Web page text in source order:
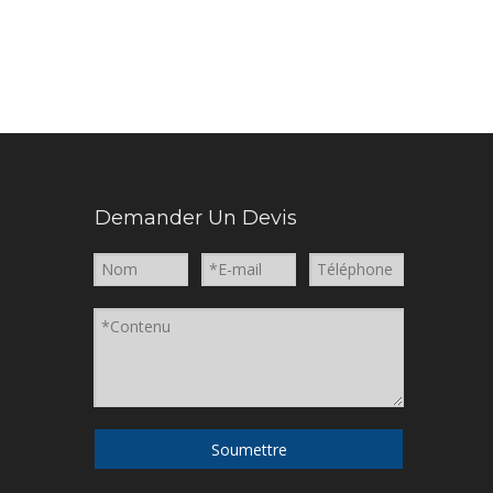
Demander Un Devis
Soumettre